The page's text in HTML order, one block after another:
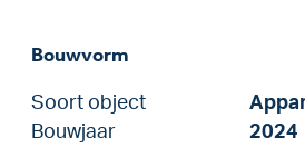
Bouwvorm
Soort object
Bouwjaar
2024